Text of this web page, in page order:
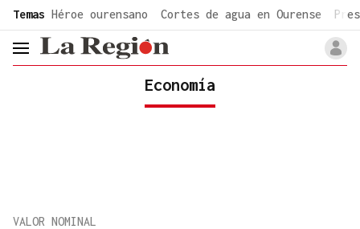
common.go-to-content
Temas Héroe ourensano Cortes de agua en Ourense
header.menu.open
Economía
VALOR NOMINAL